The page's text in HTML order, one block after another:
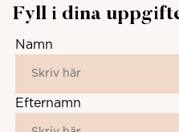
Fyll i dina
Namn
Efternamn